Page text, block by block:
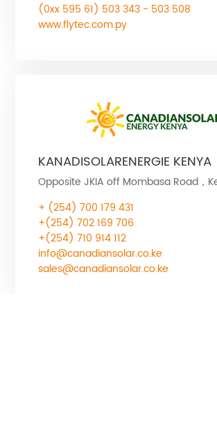
(0xx 595 61) 503 343 - 503 508
www.flytec.com.py
KANADISOLARENERGIE KENYA
Opposite JKIA off Mombasa Road，
+ (254) 700 179 431
+(254) 702 169 706
+(254) 710 914 112
info@canadiansolar.co.ke
sales@canadiansolar.co.ke